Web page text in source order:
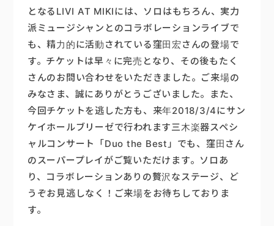
イベント情報
楽器販売
となるLIVI AT MIKIには、ソロはもちろん、実力
派ミュージシャンとのコラボレーションライブで
も、精力的に活動されている窪田宏さんの登場で
す。チケットは早々に完売となり、その後もたく
さんのお問い合わせをいただきました。ご来場の
みなさま、誠にありがとうございました。また、
今回チケットを逃した方も、来年2018/3/4にサン
ケイホールブリーゼで行われます三木楽器スペシ
ャルコンサート「Duo the Best」でも、窪田さん
のスーパープレイがご覧いただけます。ソロあ
り、コラボレーションありの贅沢なステージ、ど
うぞお見逃しなく！ご来場をお待ちしておりま
す。